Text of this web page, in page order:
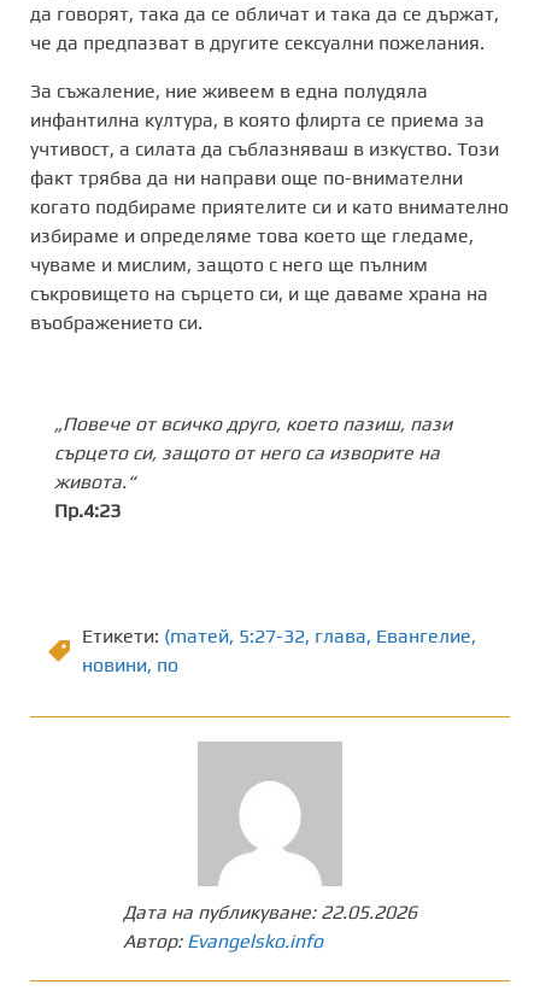
да говорят, така да се обличат и така да се държат,
че да предпазват в другите сексуални пожелания.
За съжаление, ние живеем в една полудяла
инфантилна култура, в която флирта се приема за
учтивост, а силата да съблазняваш в изкуство. Този
факт трябва да ни направи още по-внимателни
когато подбираме приятелите си и като внимателно
избираме и определяме това което ще гледаме,
чуваме и мислим, защото с него ще пълним
съкровището на сърцето си, и ще даваме храна на
въображението си.
„Повече от всичко друго, което пазиш, пази
сърцето си, защото от него са изворите на
живота.“
Пр.4:23
Етикети: (maтей, 5:27-32, глава, Евангелие,
новини, по
Дата на публикуване: 22.05.2026
Автор: Evangelsko.info